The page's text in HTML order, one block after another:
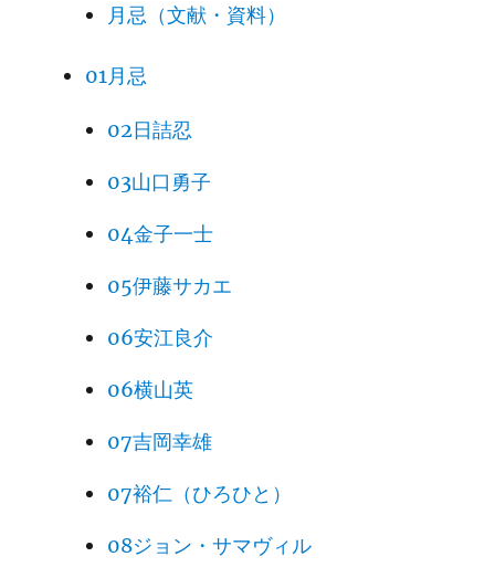
月忌（文献・資料）
01月忌
02日詰忍
03山口勇子
04金子一士
05伊藤サカエ
06安江良介
06横山英
07吉岡幸雄
07裕仁（ひろひと）
08ジョン・サマヴィル